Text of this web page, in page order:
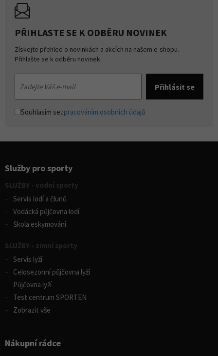
PŘIHLASTE SE K ODBĚRU NOVINEK
Získejte přehled o novinkách a akcích na našem e-shopu.
Přihlašte se k odběru novinek.
Souhlasím sezpracováním osobních údajů
Služby pro sporty
SLUŽBY - vodní sporty
Servis lodí a člunů
Vodácká půjčovna lodí
Škola eskymování
SLUŽBY - zimní sporty
Servis lyží
Celosezonní půjčovna lyží
Půjčovna lyží
Test centrum SPORTEN
Zobrazit vše
Nákupní rádce